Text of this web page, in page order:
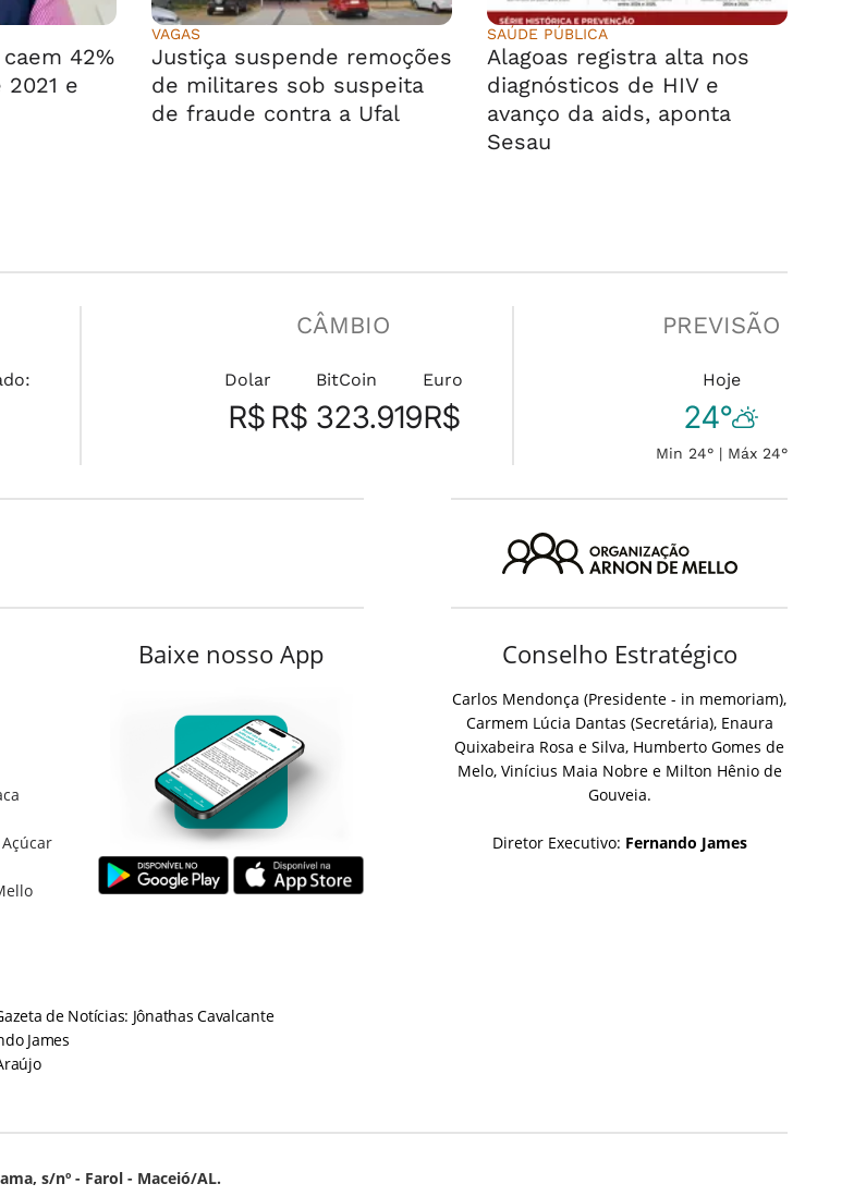
42%
2021 e
VAGAS
Justiça suspende remoções
de militares sob suspeita
de fraude contra a Ufal
SAÚDE PÚBLICA
Alagoas registra alta nos
diagnósticos de HIV e
avanço da aids, aponta
Sesau
CÂMBIO
Dolar
R$
BitCoin
R$ 323.919
Euro
R$
PREVISÃO
Hoje
24°
Min 24° | Máx 24°
de Notícias: Jônathas Cavalcante
James
Baixe nosso App Conselho Estratégico
Carlos Mendonça (Presidente - in memoriam),
Carmem Lúcia Dantas (Secretária), Enaura
Quixabeira Rosa e Silva, Humberto Gomes de
Melo, Vinícius Maia Nobre e Milton Hênio de
Gouveia.
Diretor Executivo: Fernando James
s/nº - Farol - Maceió/AL.